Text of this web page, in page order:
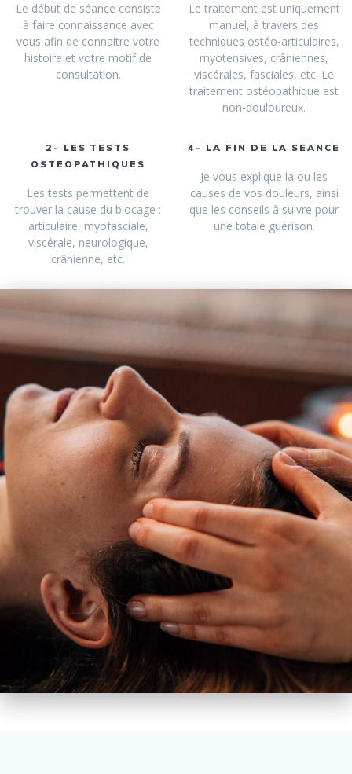
Le début de séance consiste
à faire connaissance avec
vous afin de connaitre votre
histoire et votre motif de
consultation.
Le traitement est uniquement
manuel, à travers des
techniques ostéo-articulaires,
myotensives, crâniennes,
viscérales, fasciales, etc. Le
traitement ostéopathique est
non-douloureux.
2- LES TESTS
OSTEOPATHIQUES
Les tests permettent de
trouver la cause du blocage :
articulaire, myofasciale,
viscérale, neurologique,
crânienne, etc.
4- LA FIN DE LA SEANCE
Je vous explique la ou les
causes de vos douleurs, ainsi
que les conseils à suivre pour
une totale guérison.